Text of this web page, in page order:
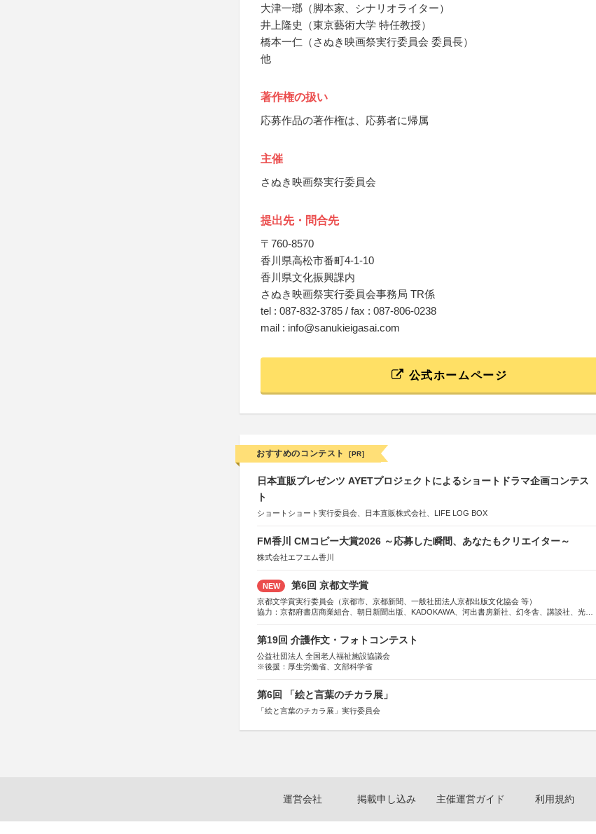
大津一瑯（脚本家、シナリオライター）
井上隆史（東京藝術大学 特任教授）
橋本一仁（さぬき映画祭実行委員会 委員長）
他
著作権の扱い
応募作品の著作権は、応募者に帰属
主催
さぬき映画祭実行委員会
提出先・問合先
〒760‐8570
香川県高松市番町4‐1‐10
香川県文化振興課内
さぬき映画祭実行委員会事務局 TR係
tel : 087-832-3785 / fax : 087-806-0238
mail : info@sanukieigasai.com
公式ホームページ
おすすめのコンテスト [PR]
日本直販プレゼンツ AYETプロジェクトによるショートドラマ企画コンテス
ト
ショートショート実行委員会、日本直販株式会社、LIFE LOG BOX
FM香川 CMコピー大賞2026 ～応募した瞬間、あなたもクリエイター～
株式会社エフエム香川
NEW 第6回 京都文学賞
京都文学賞実行委員会（京都市、京都新聞、一般社団法人京都出版文化協会 等）
協力：京都府書店商業組合、朝日新聞出版、KADOKAWA、河出書房新社、幻冬舎、講談社、光文
第19回 介護作文・フォトコンテスト
公益社団法人 全国老人福祉施設協議会
※後援：厚生労働省、文部科学省
第6回 「絵と言葉のチカラ展」
「絵と言葉のチカラ展」実行委員会
運営会社 掲載申し込み 主催運営ガイド 利用規約